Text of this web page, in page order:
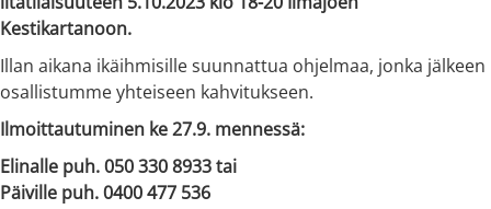
Kestikartanoon.
Illan aikana ikäihmisille suunnattua ohjelmaa, jonka jälkeen
osallistumme yhteiseen kahvitukseen.
Ilmoittautuminen ke 27.9. mennessä:
Elinalle puh. 050 330 8933 tai
Päiville puh. 0400 477 536